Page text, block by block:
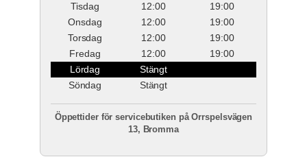
Tisdag
12:00
19:00
Onsdag
12:00
19:00
Torsdag
12:00
19:00
Fredag
12:00
19:00
Lördag
Stängt
Söndag
Stängt
Öppettider för servicebutiken på Orrspelsvägen
13, Bromma